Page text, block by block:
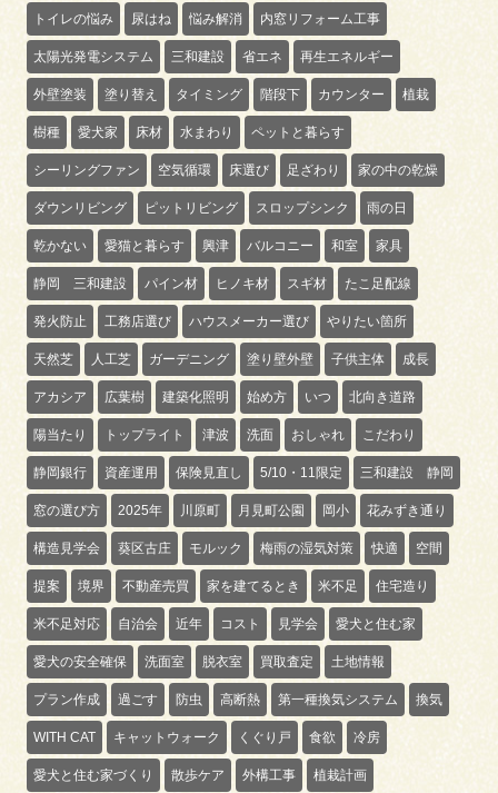
トイレの悩み 尿はね 悩み解消 内窓リフォーム工事
太陽光発電システム 三和建設 省エネ 再生エネルギー
外壁塗装 塗り替え タイミング 階段下 カウンター 植栽
樹種 愛犬家 床材 水まわり ペットと暮らす
シーリングファン 空気循環 床選び 足ざわり 家の中の乾燥
ダウンリビング ピットリビング スロップシンク 雨の日
乾かない 愛猫と暮らす 興津 バルコニー 和室 家具
静岡 三和建設 パイン材 ヒノキ材 スギ材 たこ足配線
発火防止 工務店選び ハウスメーカー選び やりたい箇所
天然芝 人工芝 ガーデニング 塗り壁外壁 子供主体 成長
アカシア 広葉樹 建築化照明 始め方 いつ 北向き道路
陽当たり トップライト 津波 洗面 おしゃれ こだわり
静岡銀行 資産運用 保険見直し 5/10・11限定 三和建設 静岡
窓の選び方 2025年 川原町 月見町公園 岡小 花みずき通り
構造見学会 葵区古庄 モルック 梅雨の湿気対策 快適 空間
提案 境界 不動産売買 家を建てるとき 米不足 住宅造り
米不足対応 自治会 近年 コスト 見学会 愛犬と住む家
愛犬の安全確保 洗面室 脱衣室 買取査定 土地情報
プラン作成 過ごす 防虫 高断熱 第一種換気システム 換気
WITH CAT キャットウォーク くぐり戸 食欲 冷房
愛犬と住む家づくり 散歩ケア 外構工事 植栽計画